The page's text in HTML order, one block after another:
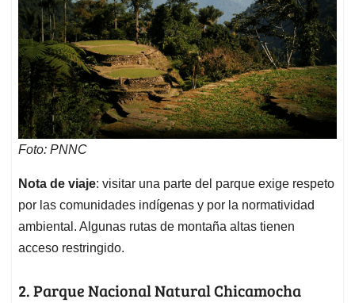
Foto: PNNC
Nota de viaje: visitar una parte del parque exige respeto
por las comunidades indígenas y por la normatividad
ambiental. Algunas rutas de montaña altas tienen
acceso restringido.
2. Parque Nacional Natural Chicamocha